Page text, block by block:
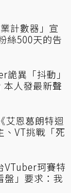
計數器」宣
絲500天的告
詭異「抖動」
本人發最新聲
艾恩葛朗特迴
、VT挑戰「死
VTuber珂賽特
盤」要求：我